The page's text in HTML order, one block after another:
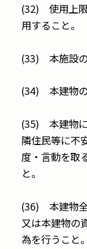
(32) 使用上限
用すること。
(33) 本施設の
(34) 本建物の
(35) 本建物
隣住民等に不
度・言動を取
と。
(36) 本建物全
又は本建物の
為を行うこと。